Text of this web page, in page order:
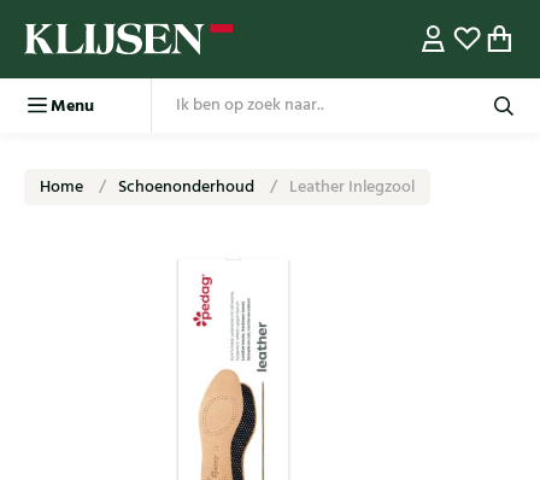
Menu
Home Schoenonderhoud Leather Inlegzool